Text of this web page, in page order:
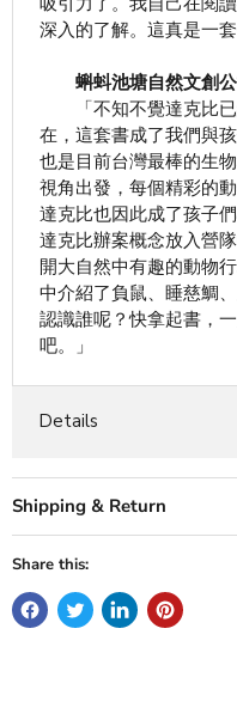
深入的了解。這真是一
蝌蚪池塘自然文創公
「不知不覺達克比已
在，這套書成了我們與
也是目前台灣最棒的生
視角出發，每個精彩的
達克比也因此成了孩子
達克比辦案概念放入營
開大自然中有趣的動物
中介紹了負鼠、睡慈鯛
認識誰呢？快拿起書，
吧。」
Details
Shipping & Return
Share this: